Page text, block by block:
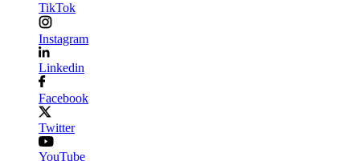
TikTok
Instagram
Linkedin
Facebook
Twitter
YouTube